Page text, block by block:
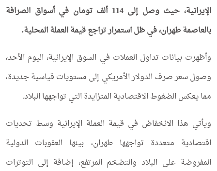
الإيرانية، حيث وصل إلى 114 ألف تومان في أسواق الصرافة
بالعاصمة طهران، في ظل استمرار تراجع قيمة العملة المحلية.
وأظهرت بيانات تداول العملات في السوق الإيرانية، اليوم الأحد،
وصول سعر صرف الدولار الأمريكي إلى مستويات قياسية جديدة،
مما يعكس الضغوط الاقتصادية المتزايدة التي تواجهها البلاد.
ويأتي هذا الانخفاض في قيمة العملة الإيرانية وسط تحديات
اقتصادية متعددة تواجهها طهران، بينها العقوبات الدولية
المفروضة على البلاد والتضخم المرتفع، إضافة إلى التوترات